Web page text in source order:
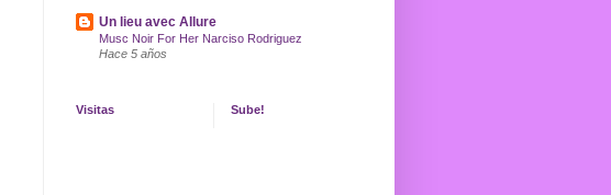
Un lieu avec Allure
Musc Noir For Her Narciso Rodriguez
Hace 5 años
Visitas Sube!